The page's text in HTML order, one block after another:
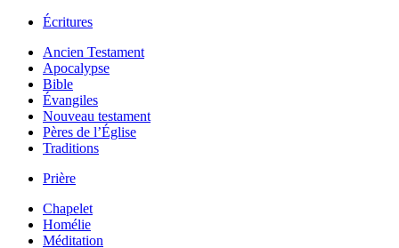
Écritures
Ancien Testament
Apocalypse
Bible
Évangiles
Nouveau testament
Pères de l’Église
Traditions
Prière
Chapelet
Homélie
Méditation